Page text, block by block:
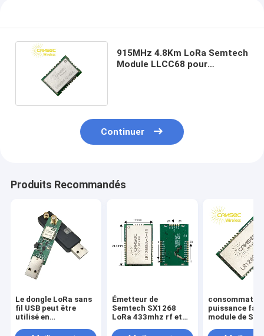
915MHz 4.8Km LoRa Semtech
Module LLCC68 pour
Continuer
Produits Recommandés
Le dongle LoRa sans
fil USB peut être
utilisé en
Émetteur de
Semtech SX1268
LoRa 433mhz rf et
puissance
module de St